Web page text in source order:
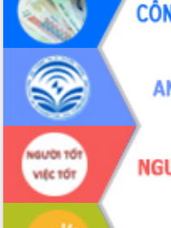
Thứ trưởng Bộ Y tế làm việc với tỉnh
Đắk Lắk về phát triển nhân lực y tế
cho trạm y tế cấp xã
Du lịch Đắk Lắk nâng tầm trải nghiệm
du khách thông qua Hệ thống cơ sở dữ
liệu và Bản đồ số
Tập huấn ứng dụng trí tuệ nhân tạo (AI)
trong thương mại điện tử năm 2026
Đoàn đại biểu Quốc hội tỉnh Đắk Lắk
trao đổi thông tin trước Kỳ họp thứ
nhất, Quốc hội khóa XVI
Quyết liệt cải cách hành chính, khơi
thông nguồn lực phát triển